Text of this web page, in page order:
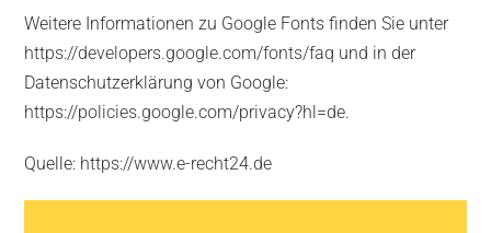
Weitere Informationen zu Google Fonts finden Sie unter
https://developers.google.com/fonts/faq und in der
Datenschutzerklärung von Google:
https://policies.google.com/privacy?hl=de.
Quelle: https://www.e-recht24.de